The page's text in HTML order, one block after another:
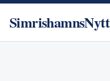
SimrishamnsNytt